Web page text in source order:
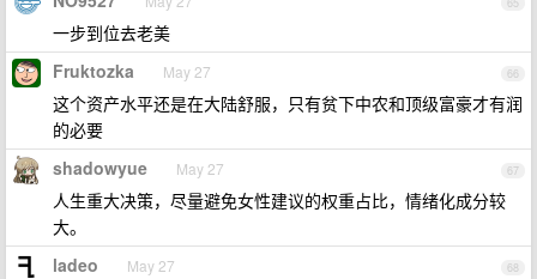
65
一步到位去老美
66
Fruktozka May 27
这个资产水平还是在大陆舒服，只有贫下中农和顶级富豪才有润
的必要
67
shadowyue May 27
人生重大决策，尽量避免女性建议的权重占比，情绪化成分较
大。
68
ladeo May 27